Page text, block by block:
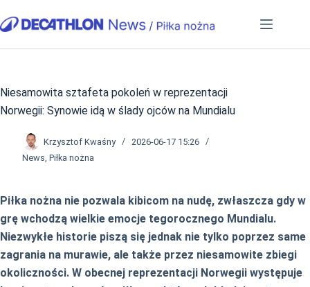
do
Niesamowita sztafeta pokoleń w reprezentacji
Norwegii: Synowie idą w ślady ojców na Mundialu
Krzysztof Kwaśny
2026-06-17 15:26
News, Piłka nożna
Piłka nożna nie pozwala kibicom na nudę, zwłaszcza gdy w
grę wchodzą wielkie emocje tegorocznego Mundialu.
Niezwykłe historie piszą się jednak nie tylko poprzez same
zagrania na murawie, ale także przez niesamowite zbiegi
okoliczności. W obecnej reprezentacji Norwegii występuje